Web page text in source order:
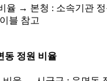
동 정원 비율